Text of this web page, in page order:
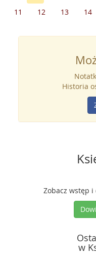
11
12 13 14
Historia
Zobacz wstęp
w